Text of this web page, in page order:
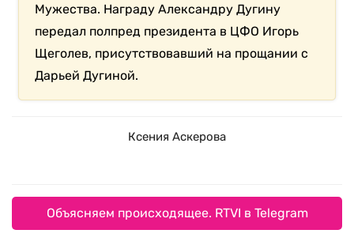
Мужества. Награду Александру Дугину
передал полпред президента в ЦФО Игорь
Щеголев, присутствовавший на прощании с
Дарьей Дугиной.
Ксения Аскерова
Объясняем происходящее. RTVI в Telegram